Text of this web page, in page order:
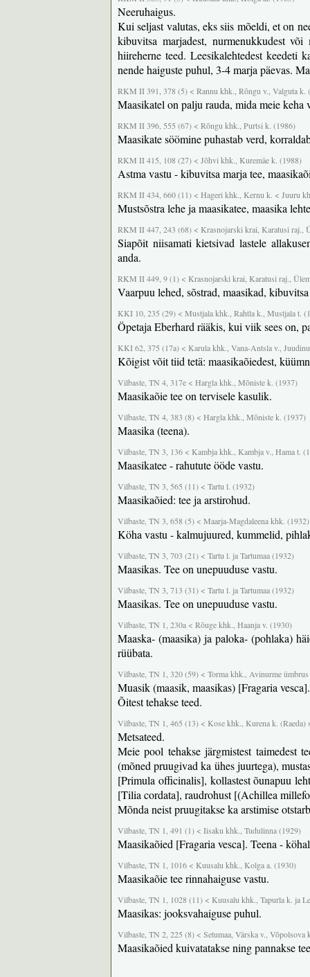
Neeruhaigus.
Kui seljast valutas, eks siis mõeldi, et on
kibuvitsa marjadest, nurmenukkudest
hiireherne teed. Leesikalehtedest
nende haiguste puhul, 3-4 marja päevas.
RKM II 391, 378 (5) < Rannu khk., Rõngu v., Valguta k.
Maasikatel on palju rauda, mida meie
RKM II 396, 555 (67) < Rõngu khk., Purtsi k. (1986)
Maasikate söömine puhastab verd,
RKM II 415, 108 (27) < Jõhvi khk., Kuremäe k. (1988)
Astma vastu - kibuvitsa marja tee,
RKM II 434, 660 (11) < Hageri khk., Kernu k. < Juuru
Mustsõstra lehe ja maasikatee, maasika
RKM II 447, 243 (68) < Krasnojarski krai, Karatusi raj.,
Siapõit niisamati kietsivad lastele
anda.
RKM II 449, 9 (1) < Krasnojarski krai, Karatusi raj.,
Vaarpuu lehed, sõstrad, maasikad,
KKI 10, 235 (29) < Mustjala khk., Rahtla k., Mustjala t.
Öpetaja Eberhard rääkis, kui viik sees on,
KKI 62, 375 (17a) < Karula khk., Vana-Antsla v.,
Kõigist võit tiid tetä: maasikaõiedest,
Vilbaste, TN 4, 317e < Hargla khk., Mõniste k. (1937)
Maasikaõie tee on tervisele kasulik.
Vilbaste, TN 4, 383 (8) < Hargla khk., Mõniste k. (1937)
Maasika (teena).
Vilbaste, TN 3, 136 < Kambja khk., Kambja v., Hama t.
Maasikatee - rahutute ööde vastu.
Vilbaste, TN 3, 565 (11) < Tartu l. (1932)
Maasikaõied: tee ja arstirohud.
Vilbaste, TN 3, 658 (5) < Maarja-Magdaleena khk. (1932)
Köha vastu - kalmujuured, kummelid,
Vilbaste, TN 3, 703 (21) < Tartu l. ja Tartumaa (1932)
Maasikas. Tee on unepuuduse vastu.
Vilbaste, TN 3, 713 (31) < Tartu l. ja Tartumaa (1932)
Maasikas. Tee on unepuuduse vastu.
Vilbaste, TN 1, 230a < Rõuge khk., Haanja v. (1930)
Maaska- (maasika) ja paloka- (pohlaka)
rüübata.
Vilbaste, TN 1, 320 (59) < Torma khk., Avinurme
Muasik (maasik, maasikas) [Fragaria vesca].
Õitest tehakse teed.
Vilbaste, TN 1, 465 (13) < Kose khk., Kurena k. (Raeda)
Metsateed.
Meie pool tehakse järgmistest taimedest
(mõned pruugivad ka ühes juurtega),
[Primula officinalis], kollastest õunapuu
[Tilia cordata], raudrohust [(Achillea
Mõnda neist pruugitakse ka arstimise
Vilbaste, TN 1, 491 (1) < Iisaku khk., Tudulinna (1929)
Maasikaõied [Fragaria vesca]. Teena -
Vilbaste, TN 1, 1016 < Kuusalu khk., Kolga a. (1930)
Maasikaõie tee rinnahaiguse vastu.
Vilbaste, TN 1, 1028 (11) < Kuusalu khk., Tapurla k. ja
Maasikas: jooksvahaiguse puhul.
Vilbaste, TN 2, 225 (8) < Setumaa, Värska v., Võpolsova
Maasikaõied kuivatatakse ning pannakse